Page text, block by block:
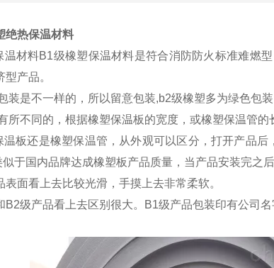
绝热保温材料
材料B1级橡塑保温材料是符合消防防火标准难燃
产品。
装是不一样的，所以留意包装,b2级橡塑多为绿色包
所不同的，根据橡塑保温板的宽度，或橡塑保温管的
温板还是橡塑保温管，从外观可以区分，打开产品
于国内品牌达成橡塑板产品质量，当产品安装完之
面看上去比较光滑，手摸上去非常柔软。
B2级产品看上去区别很大。B1级产品包装印有公司